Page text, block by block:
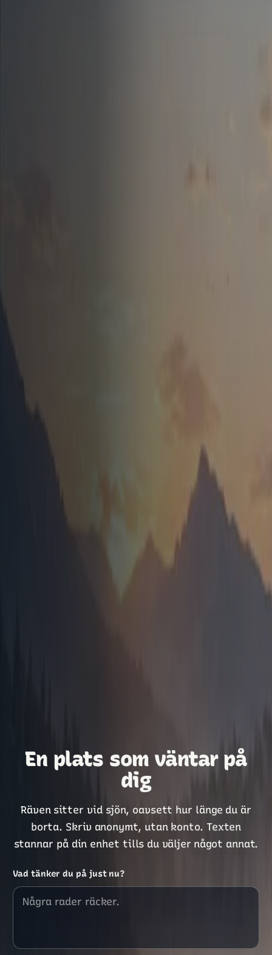
En plats som väntar på
dig
Räven sitter vid sjön, oavsett hur länge du är
borta. Skriv anonymt, utan konto. Texten
stannar på din enhet tills du väljer något annat.
Vad tänker du på just nu?